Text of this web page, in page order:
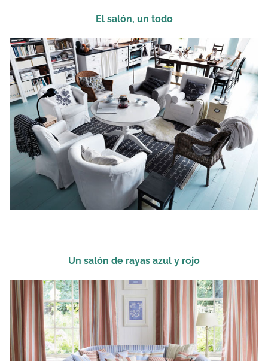
El salón, un todo
Un salón de rayas azul y rojo